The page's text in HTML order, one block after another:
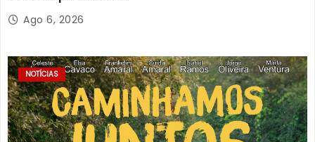
Ago 6, 2026
NOTÍCIAS